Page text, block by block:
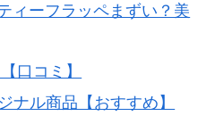
ィーフラッペまずい？美
口コミ】
ナル商品【おすすめ】